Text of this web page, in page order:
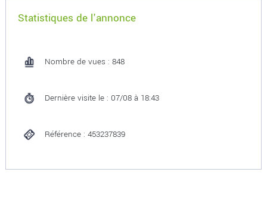
Statistiques de l'annonce
Nombre de vues : 848
Dernière visite le : 07/08 à 18:43
Référence : 453237839